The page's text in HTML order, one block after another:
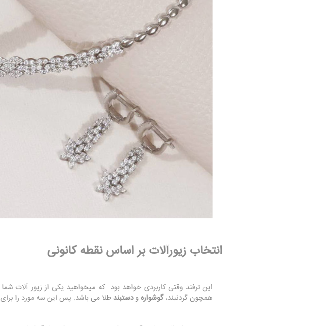
انتخاب زیورآلات بر اساس نقطه کانونی
این ترفند وقتی کاربردی خواهد بود که میخواهید یکی از زیور آلات
همچون گردنبند، گوشوارهودستبند طلا می باشد. پس این سه مورد را برای